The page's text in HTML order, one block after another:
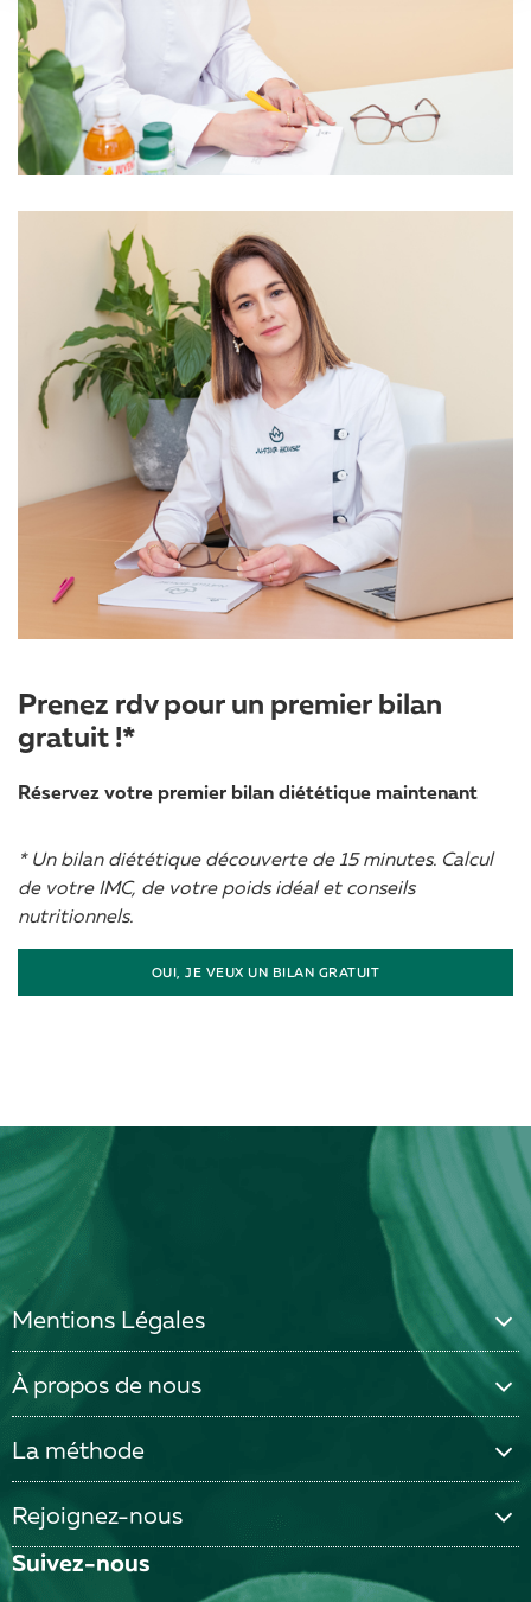
Prenez rdv pour un premier bilan
gratuit !*
Réservez votre premier bilan diététique maintenant
* Un bilan diététique découverte de 15 minutes. Calcul
de votre IMC, de votre poids idéal et conseils
nutritionnels.
OUI, JE VEUX UN BILAN GRATUIT
Mentions Légales
À propos de nous
La méthode
Rejoignez-nous
Suivez-nous